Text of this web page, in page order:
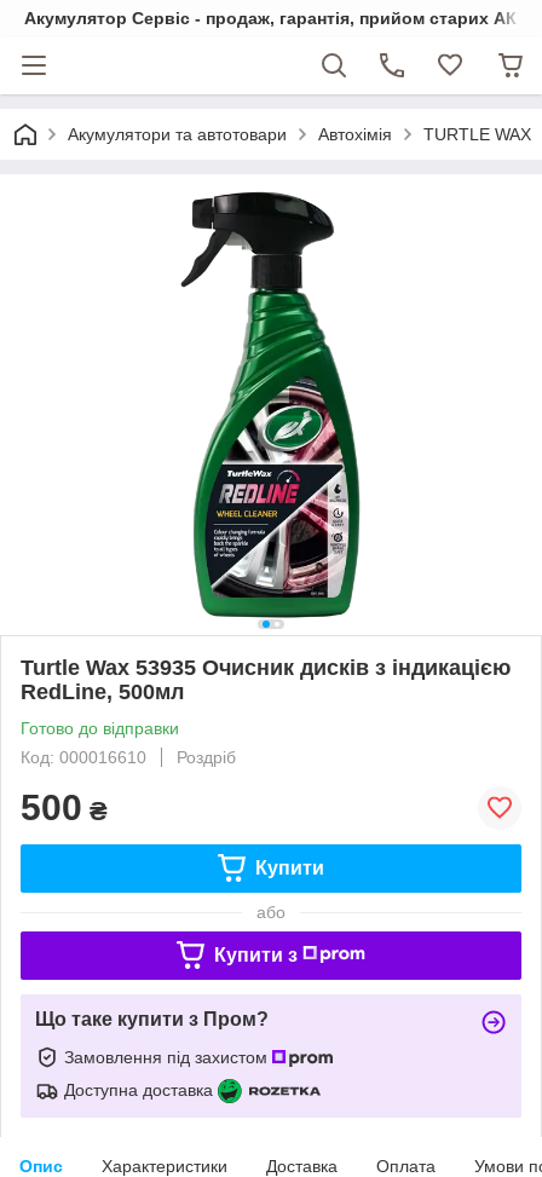
Акумулятор Сервіс - продаж, гарантія, прийом старих АКБ
Акумулятори та автотовари Автохімія TURTLE WAX
Turtle Wax 53935 Очисник дисків з індикацією
RedLine, 500мл
Готово до відправки
Код: 000016610
Роздріб
500 ₴
Купити
або
Купити з
Що таке купити з Пром?
Замовлення під захистом
Доступна доставка
Опис Характеристики Доставка Оплата Умови